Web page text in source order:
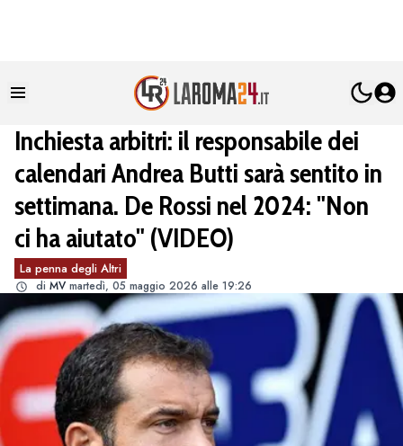
Inchiesta arbitri: il responsabile dei
calendari Andrea Butti sarà sentito in
settimana. De Rossi nel 2024: "Non
ci ha aiutato" (VIDEO)
La penna degli Altri
di MV martedì, 05 maggio 2026 alle 19:26